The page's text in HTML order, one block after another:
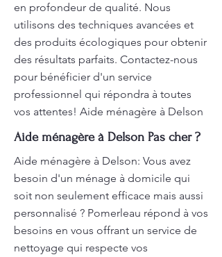
en profondeur de qualité. Nous
utilisons des techniques avancées et
des produits écologiques pour obtenir
des résultats parfaits. Contactez-nous
pour bénéficier d'un service
professionnel qui répondra à toutes
vos attentes! Aide ménagère à Delson
Aide ménagère à Delson Pas cher ?
Aide ménagère à Delson: Vous avez
besoin d'un ménage à domicile qui
soit non seulement efficace mais aussi
personnalisé ? Pomerleau répond à vos
besoins en vous offrant un service de
nettoyage qui respecte vos